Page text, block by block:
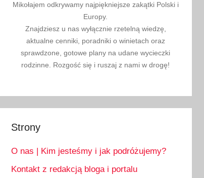
Mikołajem odkrywamy najpiękniejsze zakątki Polski i
Europy.
Znajdziesz u nas wyłącznie rzetelną wiedzę,
aktualne cenniki, poradniki o winietach oraz
sprawdzone, gotowe plany na udane wycieczki
rodzinne. Rozgość się i ruszaj z nami w drogę!
Strony
O nas | Kim jesteśmy i jak podróżujemy?
Kontakt z redakcją bloga i portalu